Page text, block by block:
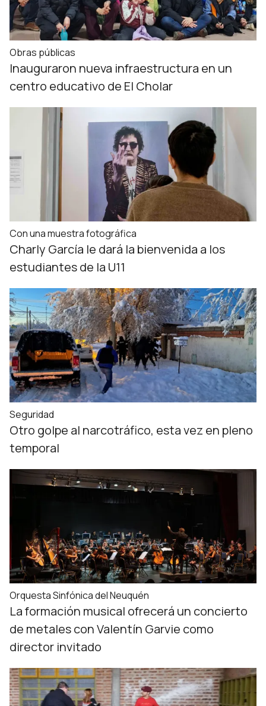
Obras públicas
Inauguraron nueva infraestructura en un
centro educativo de El Cholar
Con una muestra fotográfica
Charly García le dará la bienvenida a los
estudiantes de la U11
Seguridad
Otro golpe al narcotráfico, esta vez en pleno
temporal
Orquesta Sinfónica del Neuquén
La formación musical ofrecerá un concierto
de metales con Valentín Garvie como
director invitado